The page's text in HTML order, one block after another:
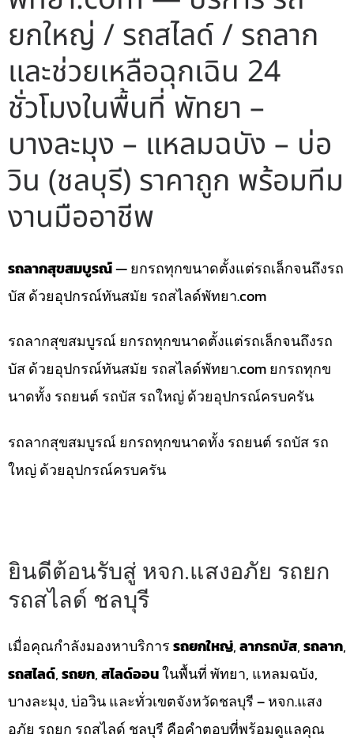
ยกใหญ่ / รถสไลด์ / รถลาก
และช่วยเหลือฉุกเฉิน 24
ชั่วโมงในพื้นที่ พัทยา –
บางละมุง – แหลมฉบัง – บ่อ
วิน (ชลบุรี) ราคาถูก พร้อมทีม
งานมืออาชีพ
รถลากสุขสมบูรณ์— ยกรถทุกขนาดตั้งแต่รถเล็กจนถึงรถ
บัส ด้วยอุปกรณ์ทันสมัย รถสไลด์พัทยา.com
รถลากสุขสมบูรณ์ ยกรถทุกขนาดตั้งแต่รถเล็กจนถึงรถ
บัส ด้วยอุปกรณ์ทันสมัย รถสไลด์พัทยา.com ยกรถทุกข
นาดทั้ง รถยนต์ รถบัส รถใหญ่ ด้วยอุปกรณ์ครบครัน
รถลากสุขสมบูรณ์ ยกรถทุกขนาดทั้ง รถยนต์ รถบัส รถ
ใหญ่ ด้วยอุปกรณ์ครบครัน
ยินดีต้อนรับสู่ หจก.แสงอภัย รถยก
รถสไลด์ ชลบุรี
เมื่อคุณกำลังมองหาบริการรถยกใหญ่,ลากรถบัส,รถลาก,
รถสไลด์,รถยก,สไลด์ออนในพื้นที่ พัทยา, แหลมฉบัง,
บางละมุง, บ่อวิน และทั่วเขตจังหวัดชลบุรี – หจก.แสง
อภัย รถยก รถสไลด์ ชลบุรี คือคำตอบที่พร้อมดูแลคุณ